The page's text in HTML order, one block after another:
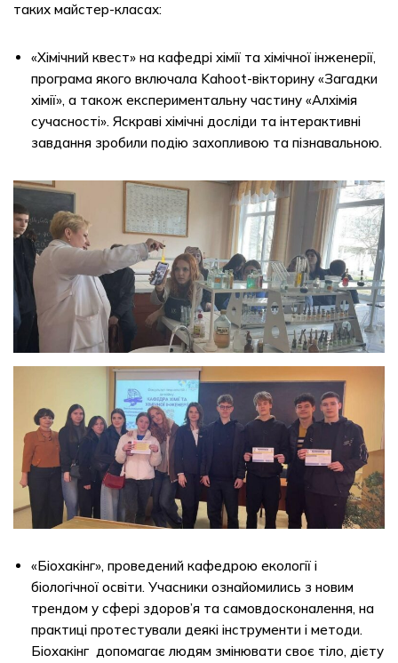
таких майстер-класах:
«Хімічний квест» на кафедрі хімії та хімічної інженерії,
програма якого включала Kahoot-вікторину «Загадки
хімії», а також експериментальну частину «Алхімія
сучасності». Яскраві хімічні досліди та інтерактивні
завдання зробили подію захопливою та пізнавальною.
«Біохакінг», проведений кафедрою екології і
біологічної освіти. Учасники ознайомились з новим
трендом у сфері здоров’я та самовдосконалення, на
практиці протестували деякі інструменти і методи.
Біохакінг допомагає людям змінювати своє тіло, дієту